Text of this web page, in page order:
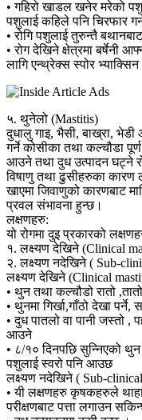
• गहिरो खाडल खनेर मरेको
पशुलाई कहिले पनि चिरफार
• रोगि पशुलाई तुरुन्तै
• रोग देखिने क्षेत्रमा बर्षेनी
लागि एन्थ्रेक्स स्पोर
५. थुनेलो (Mastitis)
दुधालु गाइ, भैसी, बाख्रा, भेडी
गर्ने कोसीका तथा कल्चौडा
आउने तथा दुध उत्पादन घट्ने
विषाणु तथा ढुसीहरुका कारण
खाएमा जिवाणुको कारणबाट
प्रवल संभावना हुन्छ।
लक्षणहरु:
यो रोगमा दुइ प्रकारको
१. लक्ष्यण देखिने (Clinical
२. लक्ष्यण नदेखिने ( Sub-
लक्ष्यण देखिने (Clinical
• थुन तथा कल्चौडो रातो
• थुनमा गिर्खा,गाँठो देखा
• दुध पातलो वा पानी जस्तो ,
आउने
• ८/१० दिनपछि सुन्निएको
पशुलाई स्वरो पनि आउछ
लक्ष्यण नदेखिने ( Sub-
• यी लक्षणहरु कृषकहरुले थाहा
परीक्षणबाट पत्ता लगाउन